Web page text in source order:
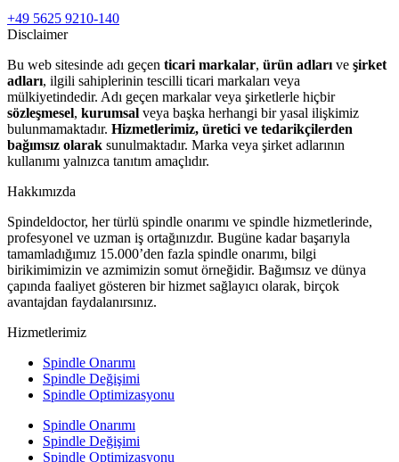
+49 5625 9210-140
Disclaimer
Bu web sitesinde adı geçen ticari markalar, ürün adları ve şirket
adları, ilgili sahiplerinin tescilli ticari markaları veya
mülkiyetindedir. Adı geçen markalar veya şirketlerle hiçbir
sözleşmesel, kurumsal veya başka herhangi bir yasal ilişkimiz
bulunmamaktadır. Hizmetlerimiz, üretici ve tedarikçilerden
bağımsız olarak sunulmaktadır. Marka veya şirket adlarının
kullanımı yalnızca tanıtım amaçlıdır.
Hakkımızda
Spindeldoctor, her türlü spindle onarımı ve spindle hizmetlerinde,
profesyonel ve uzman iş ortağınızdır. Bugüne kadar başarıyla
tamamladığımız 15.000’den fazla spindle onarımı, bilgi
birikimimizin ve azmimizin somut örneğidir. Bağımsız ve dünya
çapında faaliyet gösteren bir hizmet sağlayıcı olarak, birçok
avantajdan faydalanırsınız.
Hizmetlerimiz
Spindle Onarımı
Spindle Değişimi
Spindle Optimizasyonu
Spindle Onarımı
Spindle Değişimi
Spindle Optimizasyonu